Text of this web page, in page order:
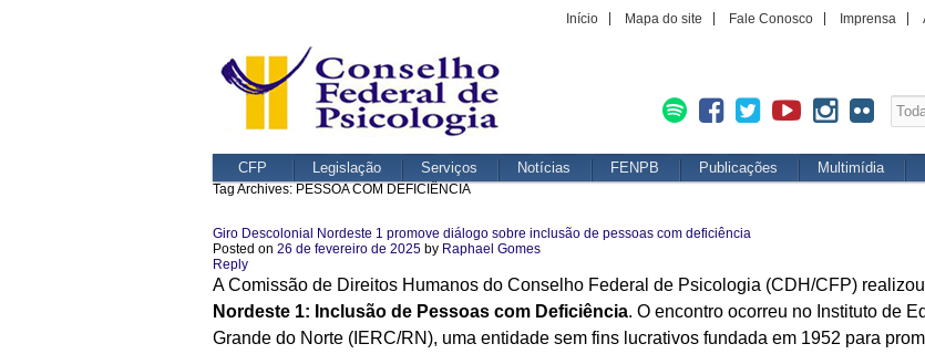
Início Mapa do site Fale Conosco Imprensa
CFP Legislação Serviços Notícias FENPB Publicações Multimídia
Tag Archives: PESSOA COM DEFICIÊNCIA
Giro Descolonial Nordeste 1 promove diálogo sobre inclusão de pessoas com deficiência
Posted on 26 de fevereiro de 2025 by Raphael Gomes
Reply
A Comissão de Direitos Humanos do Conselho Federal de Psicologia (CDH/CFP)
Nordeste 1: Inclusão de Pessoas com Deficiência. O encontro ocorreu no Instituto de
Grande do Norte (IERC/RN), uma entidade sem fins lucrativos fundada em 1952 para